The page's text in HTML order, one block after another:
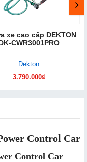
xe cao cấp DEKTON
CWR3001PRO
Dekton
3.790.000₫
Control Car
Control Car